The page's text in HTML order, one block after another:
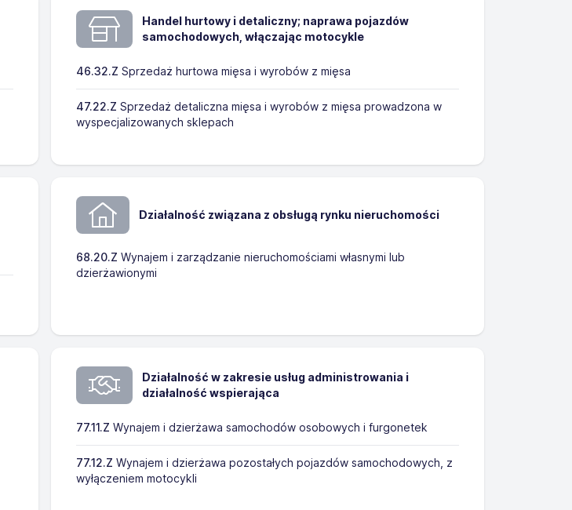
Handel hurtowy i detaliczny; naprawa pojazdów
samochodowych, włączając motocykle
46.32.Z Sprzedaż hurtowa mięsa i wyrobów z mięsa
47.22.Z Sprzedaż detaliczna mięsa i wyrobów z mięsa prowadzona w
wyspecjalizowanych sklepach
Działalność związana z obsługą rynku nieruchomości
68.20.Z Wynajem i zarządzanie nieruchomościami własnymi lub
dzierżawionymi
Działalność w zakresie usług administrowania i
działalność wspierająca
77.11.Z Wynajem i dzierżawa samochodów osobowych i furgonetek
77.12.Z Wynajem i dzierżawa pozostałych pojazdów samochodowych, z
wyłączeniem motocykli